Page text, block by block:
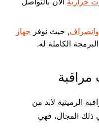
, حيث نوفر جهاز
الكاملة له.
الرميثية لابد من
ذلك المجال، فهي